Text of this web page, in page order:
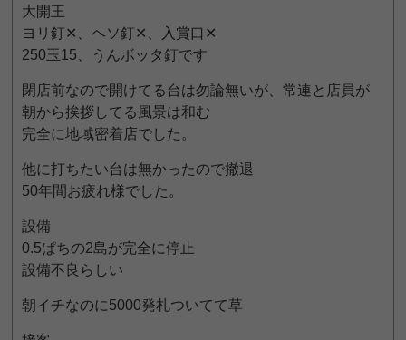
大開王
ヨリ釘✕、ヘソ釘✕、入賞口✕
250玉15、うんボッタ釘です
閉店前なので開けてる台は勿論無いが、常連と店員が
朝から挨拶してる風景は和む
完全に地域密着店でした。
他に打ちたい台は無かったので撤退
50年間お疲れ様でした。
設備
0.5ぱちの2島が完全に停止
設備不良らしい
朝イチなのに5000発札ついてて草